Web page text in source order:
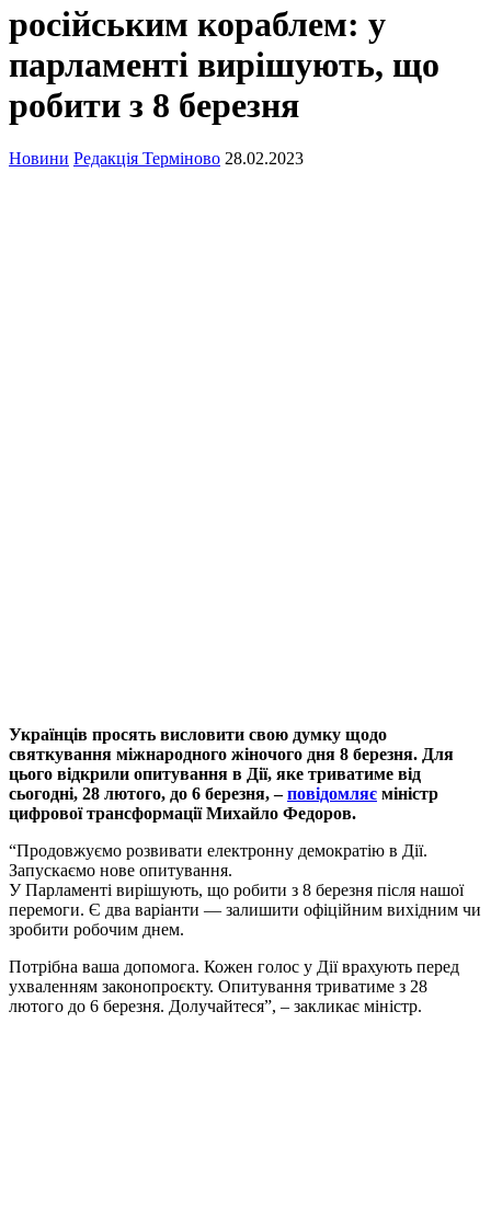
російським кораблем: у
парламенті вирішують, що
робити з 8 березня
Новини Редакція Терміново 28.02.2023
Українців просять висловити свою думку щодо
святкування міжнародного жіночого дня 8 березня. Для
цього відкрили опитування в Дії, яке триватиме від
сьогодні, 28 лютого, до 6 березня, –повідомляє міністр
цифрової трансформації Михайло Федоров.
“Продовжуємо розвивати електронну демократію в Дії.
Запускаємо нове опитування.
У Парламенті вирішують, що робити з 8 березня після нашої
перемоги. Є два варіанти — залишити офіційним вихідним чи
зробити робочим днем.
Потрібна ваша допомога. Кожен голос у Дії врахують перед
ухваленням законопроєкту. Опитування триватиме з 28
лютого до 6 березня. Долучайтеся”, – закликає міністр.